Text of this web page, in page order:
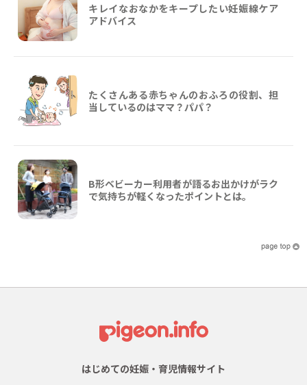
キレイなおなかをキープしたい妊娠線ケア
アドバイス
たくさんある赤ちゃんのおふろの役割、担
当しているのはママ？パパ？
B形ベビーカー利用者が語るお出かけがラク
で気持ちが軽くなったポイントとは。
はじめての妊娠・育児情報サイト